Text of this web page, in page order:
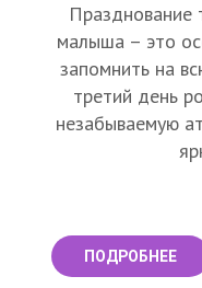
Празднование
малыша – это
запомнить на
третий день
незабываемую
ПОДРОБНЕЕ